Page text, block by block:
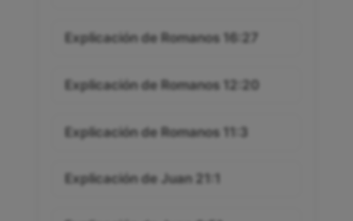
Explicación de Romanos 16:27
Explicación de Romanos 12:20
Explicación de Romanos 11:3
Explicación de Juan 21:1